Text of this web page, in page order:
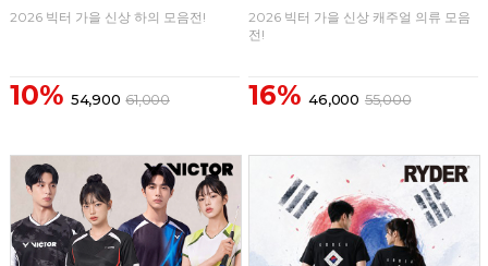
2026 빅터 가을 신상 하의 모음전!
10% 54,900 61,000
2026 빅터 가을 신상 캐주얼 의류 모음
전!
16% 46,000 55,000